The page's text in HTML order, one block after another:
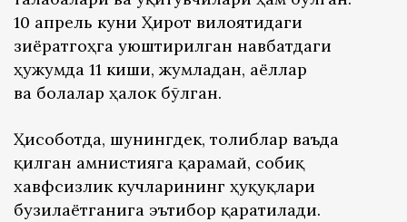
10 апрель куни Ҳирот вилоятидаги
зиёратгоҳга уюштирилган навбатдаги
ҳужумда 11 киши, жумладан, аёллар
ва болалар ҳалок бўлган.
Ҳисоботда, шунингдек, толиблар ваъда
қилган амнистияга қарамай, собиқ
хавфсизлик кучларининг ҳуқуқлари
бузилаётганига эътибор қаратилади.